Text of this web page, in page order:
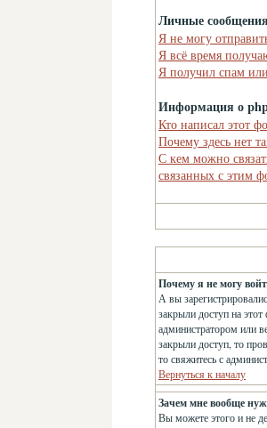
Личные
Я не могу
Я всё время
Я получил спам
Информация о
Кто написал этот
Почему здесь нет
С кем можно
связанных с этим
Почему я не могу
А вы
закрыли доступ на
администратором или
закрыли доступ, то
то свяжитесь с
Вернуться к началу
Зачем мне вообще
Вы можете этого и не